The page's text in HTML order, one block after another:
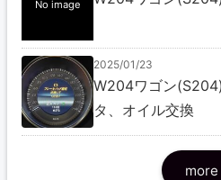
No image
2025/01/23
W204ワゴン
タ、オイル交換
more